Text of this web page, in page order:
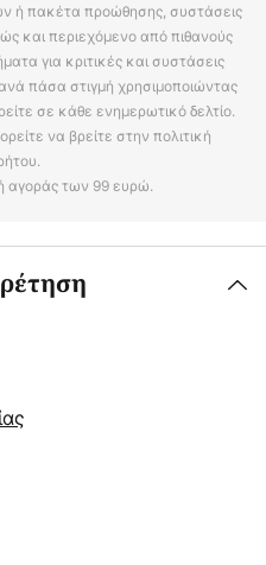
ή πακέτα προώθησης, συστάσεις
και περιεχόμενο από πιθανούς
για κριτικές και συστάσεις
πάσα στιγμή χρησιμοποιώντας
σε κάθε ενημερωτικό δελτίο.
να βρείτε στην πολιτική
αγοράς των 99 ευρώ.